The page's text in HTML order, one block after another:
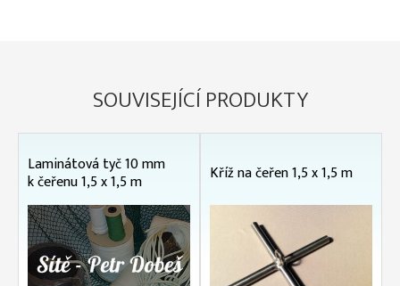
SOUVISEJÍCÍ PRODUKTY
Laminátová tyč 10 mm
k čeřenu 1,5 x 1,5 m Kříž na čeřen 1,5 x 1,5 m